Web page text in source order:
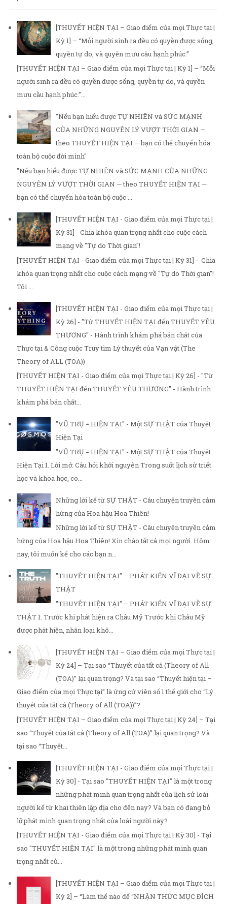
[THUYẾT HIỆN TẠI – Giao điểm của mọi Thực tại |
Kỳ 1] – “Mỗi người sinh ra đều có quyền được sống,
quyền tự do, và quyền mưu cầu hạnh phúc.”
[THUYẾT HIỆN TẠI – Giao điểm của mọi Thực tại | Kỳ 1] – “Mỗi
người sinh ra đều có quyền được sống, quyền tự do, và quyền
mưu cầu hạnh phúc.”...
"Nếu bạn hiểu được TỰ NHIÊN và SỨC MẠNH
CỦA NHỮNG NGUYÊN LÝ VƯỢT THỜI GIAN —
theo THUYẾT HIỆN TẠI — bạn có thể chuyển hóa
toàn bộ cuộc đời mình"
"Nếu bạn hiểu được TỰ NHIÊN và SỨC MẠNH CỦA NHỮNG
NGUYÊN LÝ VƯỢT THỜI GIAN — theo THUYẾT HIỆN TẠI —
bạn có thể chuyển hóa toàn bộ cuộc ...
[THUYẾT HIỆN TẠI - Giao điểm của mọi Thực tại |
Kỳ 31] - Chìa khóa quan trọng nhất cho cuộc cách
mạng về "Tự do Thời gian"!
[THUYẾT HIỆN TẠI - Giao điểm của mọi Thực tại | Kỳ 31] - Chìa
khóa quan trọng nhất cho cuộc cách mạng về "Tự do Thời gian"!
Tôi ...
[THUYẾT HIỆN TẠI - Giao điểm của mọi Thực tại |
Kỳ 26] - "Từ THUYẾT HIỆN TẠI đến THUYẾT YÊU
THƯƠNG" - Hành trình khám phá bản chất của
Thực tại & Công cuộc Truy tìm Lý thuyết của Vạn vật (The
Theory of ALL (TOA))
[THUYẾT HIỆN TẠI - Giao điểm của mọi Thực tại | Kỳ 26] - "Từ
THUYẾT HIỆN TẠI đến THUYẾT YÊU THƯƠNG" - Hành trình
khám phá bản chất...
"VŨ TRỤ = HIỆN TẠI" - Một SỰ THẬT của Thuyết
Hiện Tại
"VŨ TRỤ = HIỆN TẠI" - Một SỰ THẬT của Thuyết
Hiện Tại 1. Lời mở: Câu hỏi khởi nguyên Trong suốt lịch sử triết
học và khoa học, co...
Những lời kể từ SỰ THẬT - Câu chuyện truyền cảm
hứng của Hoa hậu Hoa Thiên!
Những lời kể từ SỰ THẬT - Câu chuyện truyền cảm
hứng của Hoa hậu Hoa Thiên! Xin chào tất cả mọi người. Hôm
nay, tôi muốn kể cho các bạn n...
"THUYẾT HIỆN TẠI" – PHÁT KIẾN VĨ ĐẠI VỀ SỰ
THẬT
"THUYẾT HIỆN TẠI" – PHÁT KIẾN VĨ ĐẠI VỀ SỰ
THẬT 1. Trước khi phát hiện ra Châu Mỹ Trước khi Châu Mỹ
được phát hiện, nhân loại khô...
[THUYẾT HIỆN TẠI – Giao điểm của mọi Thực tại |
Kỳ 24] – Tại sao “Thuyết của tất cả (Theory of All
(TOA)” lại quan trọng? Và tại sao “Thuyết hiện tại –
Giao điểm của mọi Thực tại” là ứng cử viên số 1 thế giới cho “Lý
thuyết của tất cả (Theory of All (TOA))”?
[THUYẾT HIỆN TẠI – Giao điểm của mọi Thực tại | Kỳ 24] – Tại
sao “Thuyết của tất cả (Theory of All (TOA)” lại quan trọng? Và
tại sao “Thuyết...
[THUYẾT HIỆN TẠI - Giao điểm của mọi Thực tại |
Kỳ 30] - Tại sao "THUYẾT HIỆN TẠI" là một trong
những phát minh quan trọng nhất của lịch sử loài
người kể từ khai thiên lập địa cho đến nay? Và bạn có đang bỏ
lỡ phát minh quan trọng nhất của loài người này?
[THUYẾT HIỆN TẠI - Giao điểm của mọi Thực tại | Kỳ 30] - Tại
sao "THUYẾT HIỆN TẠI" là một trong những phát minh quan
trọng nhất củ...
[THUYẾT HIỆN TẠI – Giao điểm của mọi Thực tại |
Kỳ 2] – “Làm thế nào để “NHẬN THỨC MỤC ĐÍCH